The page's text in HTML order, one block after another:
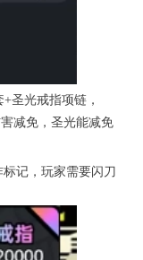
圣光戒指项链，
减免，圣光能减免
标记，玩家需要闪刀